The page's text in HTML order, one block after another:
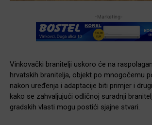
-Marketing-
Vinkovački branitelji uskoro će na
hrvatskih branitelja, objekt po mnogočemu
nakon uređenja i adaptacije biti primjer i
kako se zahvaljujući odličnoj suradnji
gradskih vlasti mogu postići sjajne stvari.